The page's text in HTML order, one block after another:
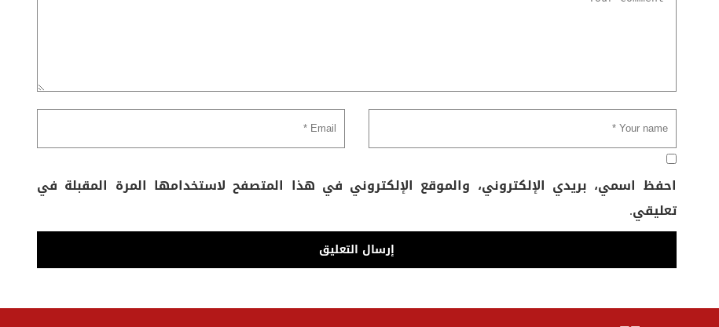
احفظ اسمي، بريدي الإلكتروني، والموقع الإلكتروني في هذا المتصفح لاستخدامها المرة المقبلة في
تعليقي.